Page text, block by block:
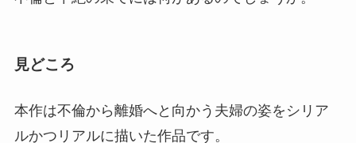
見どころ
本作は不倫から離婚へと向かう夫婦の姿をシリア
ルかつリアルに描いた作品です。